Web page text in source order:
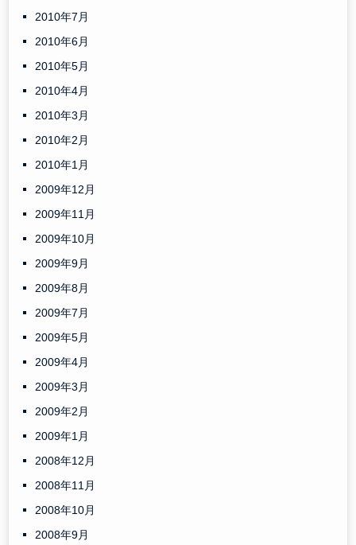
2010年7月
2010年6月
2010年5月
2010年4月
2010年3月
2010年2月
2010年1月
2009年12月
2009年11月
2009年10月
2009年9月
2009年8月
2009年7月
2009年5月
2009年4月
2009年3月
2009年2月
2009年1月
2008年12月
2008年11月
2008年10月
2008年9月